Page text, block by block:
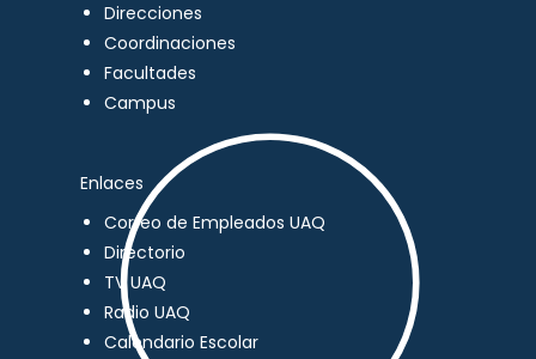
Direcciones
Coordinaciones
Facultades
Campus
Enlaces
Correo de Empleados UAQ
Directorio
TV UAQ
Radio UAQ
Calendario Escolar